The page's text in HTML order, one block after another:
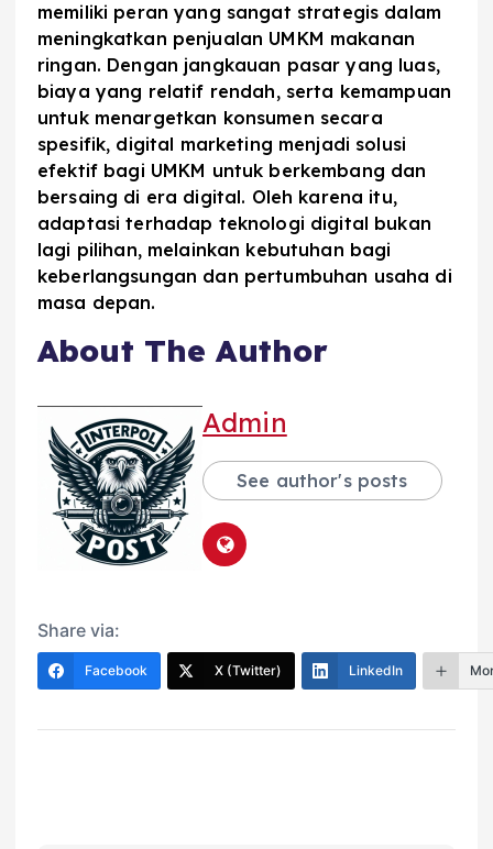
memiliki peran yang sangat strategis dalam
meningkatkan penjualan UMKM makanan
ringan. Dengan jangkauan pasar yang luas,
biaya yang relatif rendah, serta kemampuan
untuk menargetkan konsumen secara
spesifik, digital marketing menjadi solusi
efektif bagi UMKM untuk berkembang dan
bersaing di era digital. Oleh karena itu,
adaptasi terhadap teknologi digital bukan
lagi pilihan, melainkan kebutuhan bagi
keberlangsungan dan pertumbuhan usaha di
masa depan.
About The Author
Admin
See author's posts
Share via:
Facebook X (Twitter) LinkedIn